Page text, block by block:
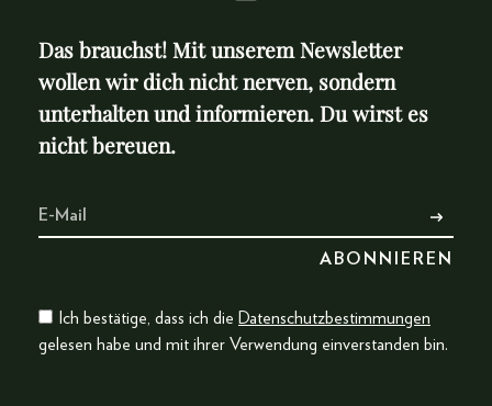
Das brauchst! Mit unserem Newsletter
wollen wir dich nicht nerven, sondern
unterhalten und informieren. Du wirst es
nicht bereuen.
Ich bestätige, dass ich die Datenschutzbestimmungen
gelesen habe und mit ihrer Verwendung einverstanden bin.